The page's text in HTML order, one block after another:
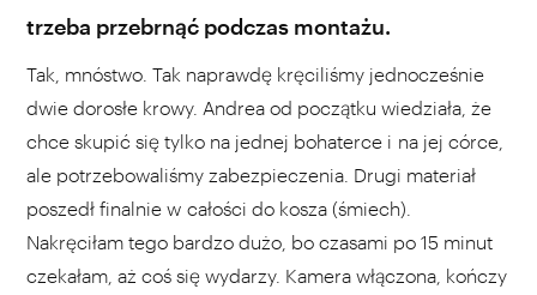
trzeba przebrnąć podczas montażu.
Tak, mnóstwo. Tak naprawdę kręciliśmy jednocześnie
dwie dorosłe krowy. Andrea od początku wiedziała, że
chce skupić się tylko na jednej bohaterce i na jej córce,
ale potrzebowaliśmy zabezpieczenia. Drugi materiał
poszedł finalnie w całości do kosza (śmiech).
Nakręciłam tego bardzo dużo, bo czasami po 15 minut
czekałam, aż coś się wydarzy. Kamera włączona, kończy